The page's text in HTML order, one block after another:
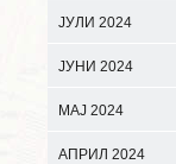
ЈУЛИ 2024
ЈУНИ 2024
МАЈ 2024
АПРИЛ 2024